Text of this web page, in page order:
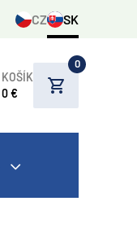
CZ SK
KOŠÍK
0 €
0